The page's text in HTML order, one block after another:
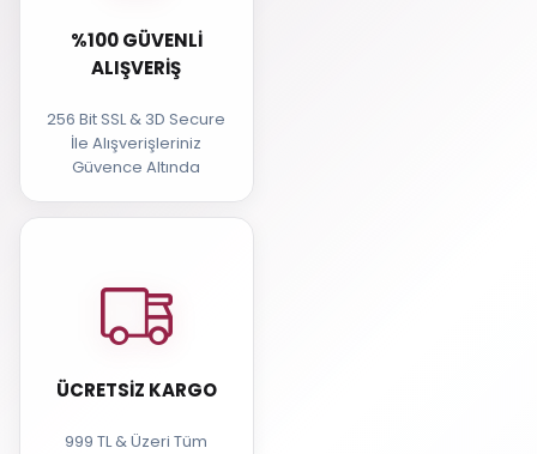
%100 GÜVENLI
ALIŞVERIŞ
256 Bit SSL & 3D Secure
İle Alışverişleriniz
Güvence Altında
ÜCRETSIZ KARGO
999 TL & Üzeri Tüm